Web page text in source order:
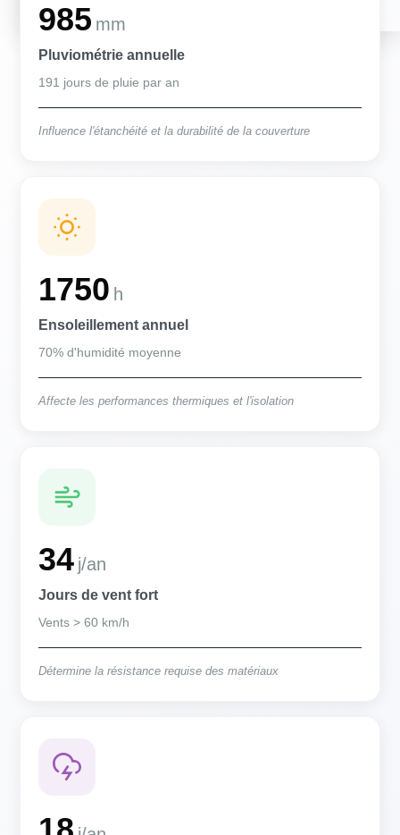
985 mm
Pluviométrie annuelle
191 jours de pluie par an
Influence l'étanchéité et la durabilité de la couverture
1750 h
Ensoleillement annuel
70% d'humidité moyenne
Affecte les performances thermiques et l'isolation
34 j/an
Jours de vent fort
Vents > 60 km/h
Détermine la résistance requise des matériaux